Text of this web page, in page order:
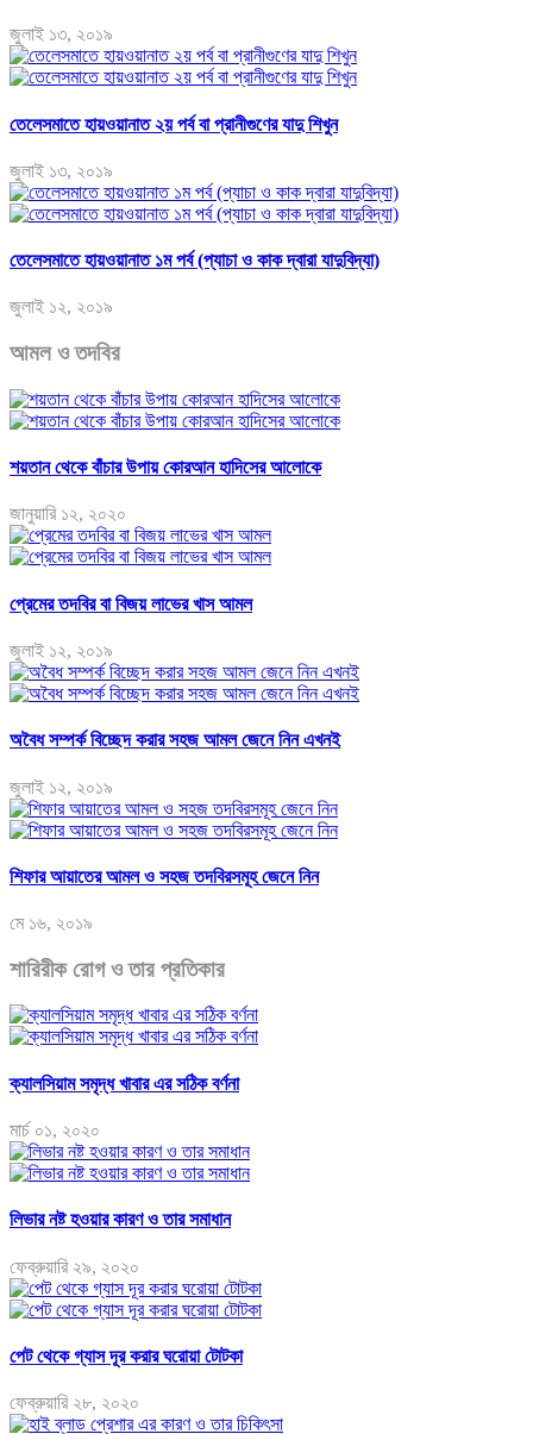
জুলাই ১৩, ২০১৯
তেলেসমাতে হায়ওয়ানাত ২য় পর্ব বা প্রানীগুণের যাদু শিখুন
জুলাই ১৩, ২০১৯
তেলেসমাতে হায়ওয়ানাত ১ম পর্ব (প্যাচা ও কাক দ্বারা যাদুবিদ্যা)
জুলাই ১২, ২০১৯
আমল ও তদবির
শয়তান থেকে বাঁচার উপায় কোরআন হাদিসের আলোকে
জানুয়ারি ১২, ২০২০
প্রেমের তদবির বা বিজয় লাভের খাস আমল
জুলাই ১২, ২০১৯
অবৈধ সম্পর্ক বিচ্ছেদ করার সহজ আমল জেনে নিন এখনই
জুলাই ১২, ২০১৯
শিফার আয়াতের আমল ও সহজ তদবিরসমূহ জেনে নিন
মে ১৬, ২০১৯
শারিরীক রোগ ও তার প্রতিকার
ক্যালসিয়াম সমৃদ্ধ খাবার এর সঠিক বর্ণনা
মার্চ ০১, ২০২০
লিভার নষ্ট হওয়ার কারণ ও তার সমাধান
ফেব্রুয়ারি ২৯, ২০২০
পেট থেকে গ্যাস দূর করার ঘরোয়া টোটকা
ফেব্রুয়ারি ২৮, ২০২০